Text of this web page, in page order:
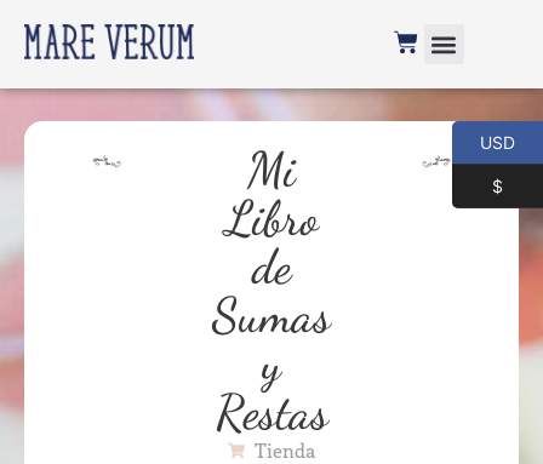
Mi
Libro
de
Sumas
y
Restas
Tienda
USD
$